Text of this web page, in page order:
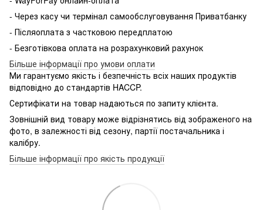
- Через касу чи термінал самообслуговування Приватбанку
- Післяоплата з частковою передплатою
- Безготівкова оплата на розрахунковий рахунок
Більше інформації про умови оплати
Ми гарантуємо якість і безпечність всіх наших продуктів
відповідно до стандартів HACCP.
Сертифікати на товар надаються по запиту клієнта.
Зовнішній вид товару може відрізнятись від зображеного на
фото, в залежності від сезону, партії постачальника і
калібру.
Більше інформації про якість продукції